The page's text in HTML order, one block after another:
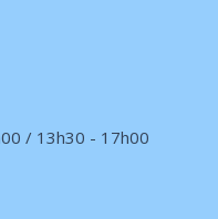
/ 13h30 - 17h00